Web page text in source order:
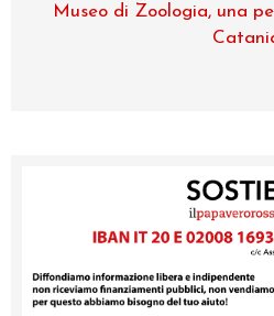
Museo di Zoologia, una